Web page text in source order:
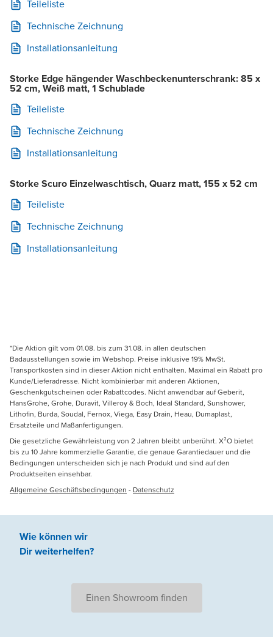
Teileliste
Technische Zeichnung
Installationsanleitung
Storke Edge hängender Waschbeckenunterschrank: 85 x
52 cm, Weiß matt, 1 Schublade
Teileliste
Technische Zeichnung
Installationsanleitung
Storke Scuro Einzelwaschtisch, Quarz matt, 155 x 52 cm
Teileliste
Technische Zeichnung
Installationsanleitung
*Die Aktion gilt vom 01.08. bis zum 31.08. in allen deutschen
Badausstellungen sowie im Webshop. Preise inklusive 19% MwSt.
Transportkosten sind in dieser Aktion nicht enthalten. Maximal ein Rabatt pro
Kunde/Lieferadresse. Nicht kombinierbar mit anderen Aktionen,
Geschenkgutscheinen oder Rabattcodes. Nicht anwendbar auf Geberit,
HansGrohe, Grohe, Duravit, Villeroy & Boch, Ideal Standard, Sunshower,
Lithofin, Burda, Soudal, Fernox, Viega, Easy Drain, Heau, Dumaplast,
Ersatzteile und Maßanfertigungen.
Die gesetzliche Gewährleistung von 2 Jahren bleibt unberührt. X²O bietet
bis zu 10 Jahre kommerzielle Garantie, die genaue Garantiedauer und die
Bedingungen unterscheiden sich je nach Produkt und sind auf den
Produktseiten einsehbar.
Allgemeine Geschäftsbedingungen - Datenschutz
Wie können wir
Dir weiterhelfen?
Einen Showroom finden